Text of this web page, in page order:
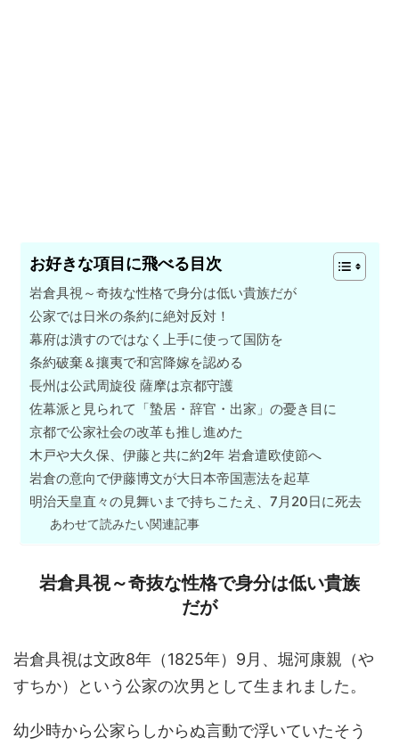
お好きな項目に飛べる目次
岩倉具視～奇抜な性格で身分は低い貴族だが
公家では日米の条約に絶対反対！
幕府は潰すのではなく上手に使って国防を
条約破棄＆攘夷で和宮降嫁を認める
長州は公武周旋役 薩摩は京都守護
佐幕派と見られて「蟄居・辞官・出家」の憂き目に
京都で公家社会の改革も推し進めた
木戸や大久保、伊藤と共に約2年 岩倉遣欧使節へ
岩倉の意向で伊藤博文が大日本帝国憲法を起草
明治天皇直々の見舞いまで持ちこたえ、7月20日に死去
あわせて読みたい関連記事
岩倉具視～奇抜な性格で身分は低い貴族
だが
岩倉具視は文政8年（1825年）9月、堀河康親（や
すちか）という公家の次男として生まれました。
幼少時から公家らしからぬ言動で浮いていたそう